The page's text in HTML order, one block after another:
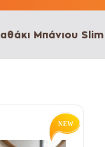
Μπάνιου